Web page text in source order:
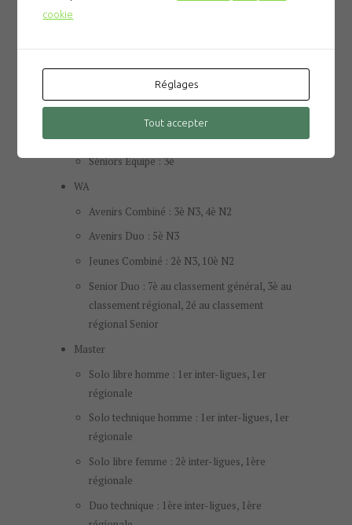
Jeunes Equipe : 8è
Juniors Duo : 7è
Juniors Equipe : 1ère
Séniors Equipe : 3è
WA
Avenirs Combiné : 3è N3, 4è N2
Avenirs Duo : 5è N3
Jeunes Combiné : 2è N3, 10è N2
Senior Duo : 7è au classement général, 3è au
classement régional, 2é au classement
régional Senior
Master
Solo libre homme : 1er inter-ligues, 1er
régionale
Solo technique homme : 1er inter-ligues, 1er
régionale
Solo libre femme : 2è inter-ligues, 1ère
régionale
Duo technique : 1ère inter-ligues, 1ère
cookie
Réglages
Tout accepter